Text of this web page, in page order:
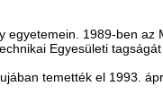
1989-ben az
Egyesületi
temették el 1993.